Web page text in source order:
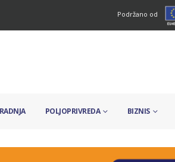
Podržano od
POLJOPRIVREDA BIZNIS